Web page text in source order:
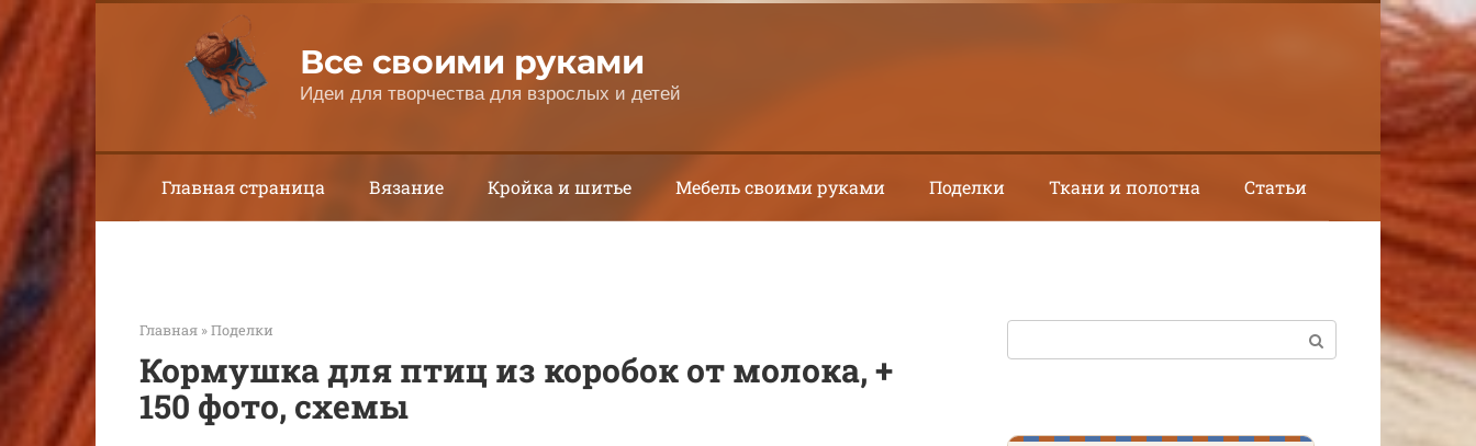
Перейти
к
контенту
Все своими руками
Идеи для творчества для взрослых и детей
Главная страница Вязание Кройка и шитье Мебель своими руками Поделки Ткани и полотна Статьи
Главная »Поделки
Кормушка для птиц из коробок от молока, +
150 фото, схемы